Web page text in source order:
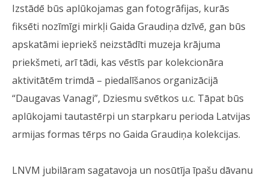
Izstādē būs aplūkojamas gan fotogrāfijas, kurās
fiksēti nozīmīgi mirkļi Gaida Graudiņa dzīvē, gan būs
apskatāmi iepriekš neizstādīti muzeja krājuma
priekšmeti, arī tādi, kas vēstīs par kolekcionāra
aktivitātēm trimdā – piedalīšanos organizācijā
“Daugavas Vanagi”, Dziesmu svētkos u.c. Tāpat būs
aplūkojami tautastērpi un starpkaru perioda Latvijas
armijas formas tērps no Gaida Graudiņa kolekcijas.
LNVM jubilāram sagatavoja un nosūtīja īpašu dāvanu